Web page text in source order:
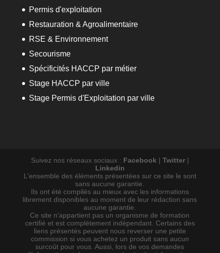
Permis d'exploitation
Restauration & Agroalimentaire
RSE & Environnement
Secourisme
Spécificités HACCP par métier
Stage HACCP par ville
Stage Permis d'Exploitation par ville
Suivez nos réseaux sociaux : Facebook| Twitter|
Linkedin
L'ensemble des éléments présentées sur ce site le sont
sans aucune garantie.
Ils ont été compilés au mieux avec les informations
librement disponibles au moment de leur rédaction sans
aucune garantie.
Ce site n'appartient pas un organisme de formation
certifié et est complétement indépendant. Certains des
liens présentés peuvent nous reverser une petite
commission si vous achetez un produit sans aucun
surcoût pour vous. Aussi, lors de vos demandes